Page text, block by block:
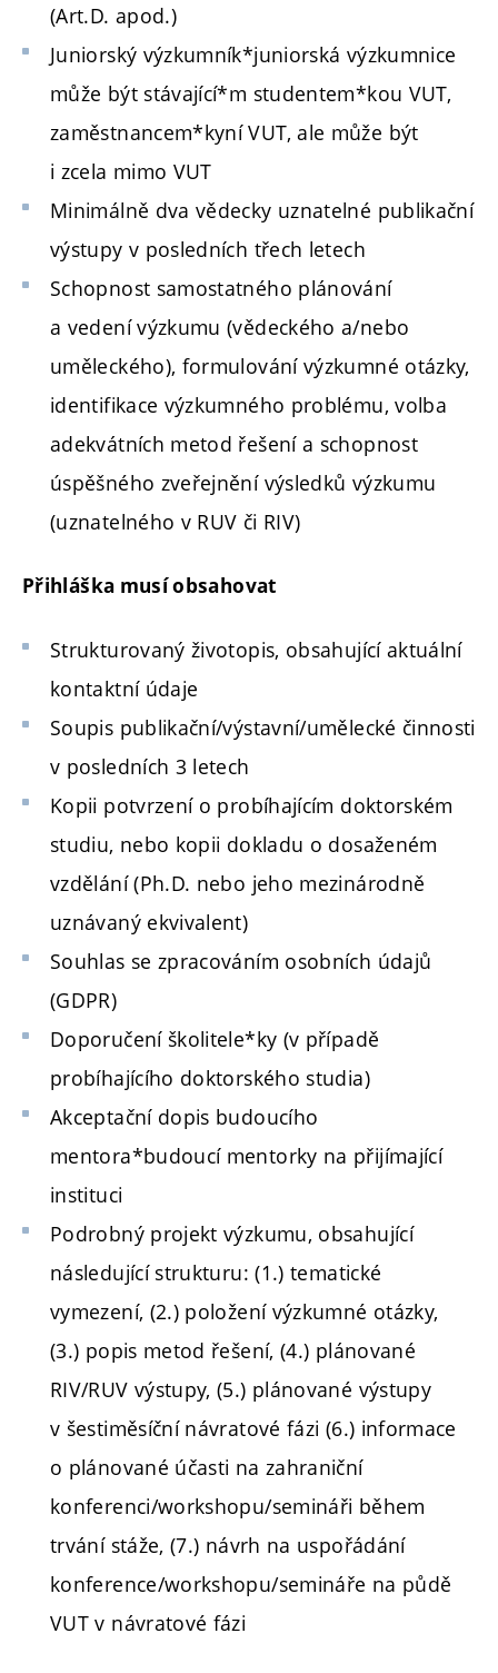
(Art.D. apod.)
Juniorský výzkumník*juniorská výzkumnice
může být stávající*m studentem*kou VUT,
zaměstnancem*kyní VUT, ale může být
i zcela mimo VUT
Minimálně dva vědecky uznatelné publikační
výstupy v posledních třech letech
Schopnost samostatného plánování
a vedení výzkumu (vědeckého a/nebo
uměleckého), formulování výzkumné otázky,
identifikace výzkumného problému, volba
adekvátních metod řešení a schopnost
úspěšného zveřejnění výsledků výzkumu
(uznatelného v RUV či RIV)
Přihláška musí obsahovat
Strukturovaný životopis, obsahující aktuální
kontaktní údaje
Soupis publikační/výstavní/umělecké činnosti
v posledních 3 letech
Kopii potvrzení o probíhajícím doktorském
studiu, nebo kopii dokladu o dosaženém
vzdělání (Ph.D. nebo jeho mezinárodně
uznávaný ekvivalent)
Souhlas se zpracováním osobních údajů
(GDPR)
Doporučení školitele*ky (v případě
probíhajícího doktorského studia)
Akceptační dopis budoucího
mentora*budoucí mentorky na přijímající
instituci
Podrobný projekt výzkumu, obsahující
následující strukturu: (1.) tematické
vymezení, (2.) položení výzkumné otázky,
(3.) popis metod řešení, (4.) plánované
RIV/RUV výstupy, (5.) plánované výstupy
v šestiměsíční návratové fázi (6.) informace
o plánované účasti na zahraniční
konferenci/workshopu/semináři během
trvání stáže, (7.) návrh na uspořádání
konference/workshopu/semináře na půdě
VUT v návratové fázi